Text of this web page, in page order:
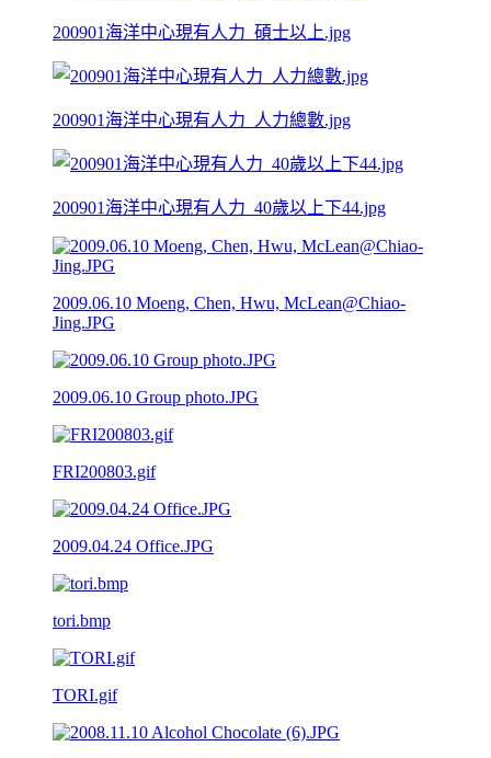
200901海洋中心現有人力_碩士以上.jpg
200901海洋中心現有人力_人力總數.jpg
200901海洋中心現有人力_40歲以上下44.jpg
2009.06.10 Moeng, Chen, Hwu, McLean@Chiao-
Jing.JPG
2009.06.10 Group photo.JPG
FRI200803.gif
2009.04.24 Office.JPG
tori.bmp
TORI.gif